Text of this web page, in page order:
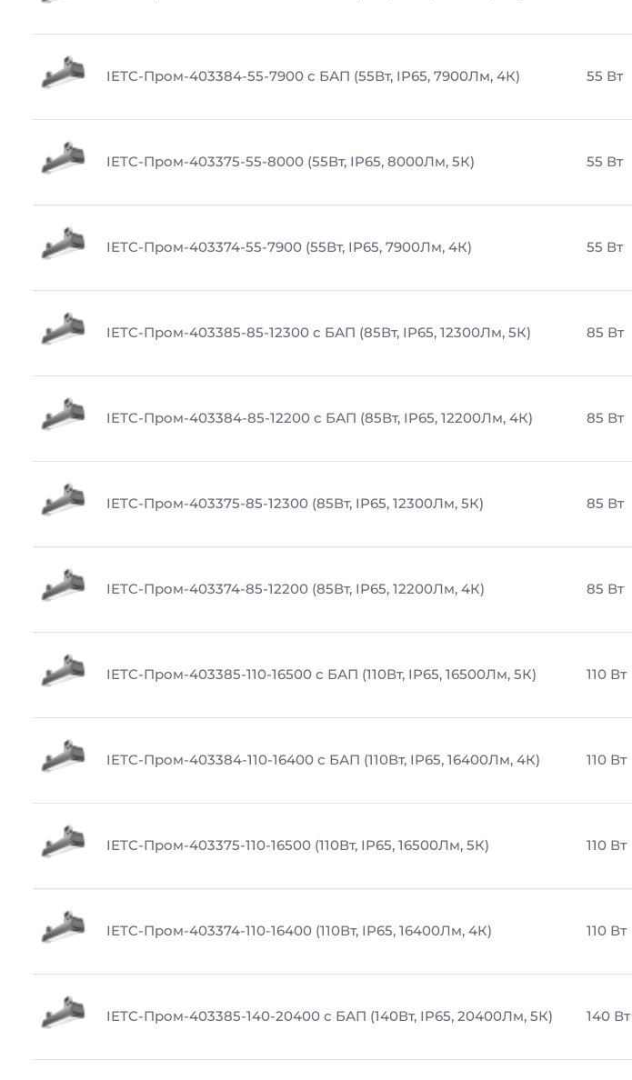
IETC-Пром-403384-55-7900 с БАП (55Вт, IP65, 7900Лм, 4К) 55 Вт
IETC-Пром-403375-55-8000 (55Вт, IP65, 8000Лм, 5К) 55 Вт
IETC-Пром-403374-55-7900 (55Вт, IP65, 7900Лм, 4К) 55 Вт
IETC-Пром-403385-85-12300 с БАП (85Вт, IP65, 12300Лм, 5К) 85 Вт
IETC-Пром-403384-85-12200 с БАП (85Вт, IP65, 12200Лм, 4К) 85 Вт
IETC-Пром-403375-85-12300 (85Вт, IP65, 12300Лм, 5К) 85 Вт
IETC-Пром-403374-85-12200 (85Вт, IP65, 12200Лм, 4К) 85 Вт
IETC-Пром-403385-110-16500 с БАП (110Вт, IP65, 16500Лм, 5К) 110 Вт
IETC-Пром-403384-110-16400 с БАП (110Вт, IP65, 16400Лм, 4К) 110 Вт
IETC-Пром-403375-110-16500 (110Вт, IP65, 16500Лм, 5К) 110 Вт
IETC-Пром-403374-110-16400 (110Вт, IP65, 16400Лм, 4К) 110 Вт
IETC-Пром-403385-140-20400 с БАП (140Вт, IP65, 20400Лм, 5К) 140 Вт